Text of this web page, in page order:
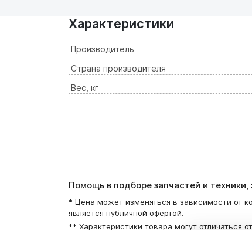
Характеристики
Производитель
Страна производителя
Вес, кг
Помощь в подборе запчастей и техники,
* Цена может изменяться в зависимости от
является публичной офертой.
** Характеристики товара могут отличаться